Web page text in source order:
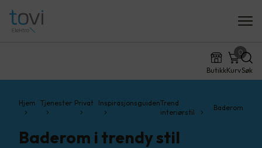
ButikkKurv
0
Søk
Hjem Tjenester Privat InspirasjonsguidenTrend
interiørstil
Baderom
Baderom i trendy stil